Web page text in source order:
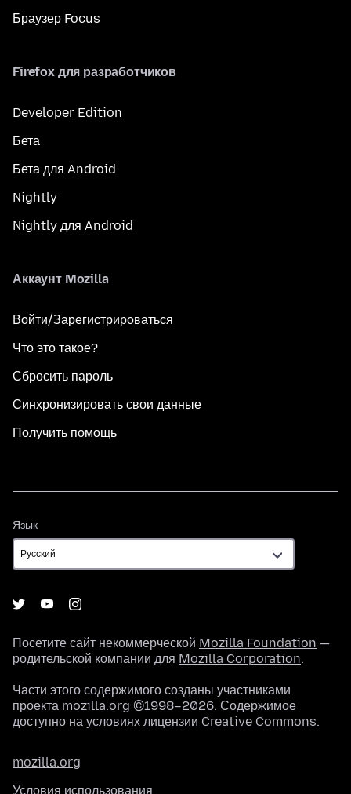
Браузер Focus
Firefox для разработчиков
Developer Edition
Бета
Бета для Android
Nightly
Nightly для Android
Аккаунт Mozilla
Войти/Зарегистрироваться
Что это такое?
Сбросить пароль
Синхронизировать свои данные
Получить помощь
Язык
Посетите сайт некоммерческой Mozilla Foundation —
родительской компании для Mozilla Corporation.
Части этого содержимого созданы участниками
проекта mozilla.org ©1998–2026. Содержимое
доступно на условиях лицензии Creative Commons.
mozilla.org
Условия использования